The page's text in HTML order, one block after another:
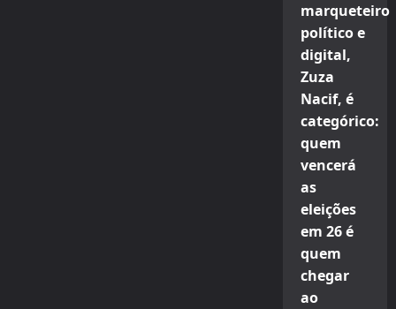
marqueteiro
político e
digital,
Zuza
Nacif, é
categórico:
quem
vencerá
as
eleições
em 26 é
quem
chegar
ao